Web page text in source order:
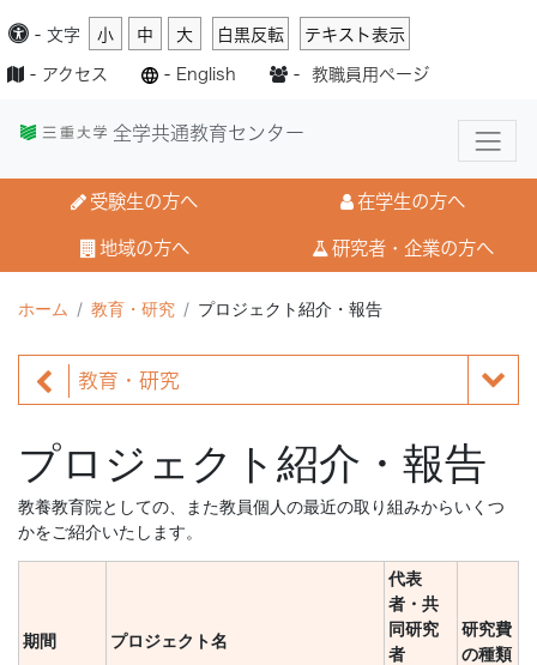
- 文字 小 中 大 白黒反転 テキスト表示
- アクセス - English - 教職員用ページ
全学共通教育センター
受験生の方へ 在学生の方へ
地域の方へ 研究者・企業の方へ
ホーム 教育・研究 プロジェクト紹介・報告
教育・研究
プロジェクト紹介・報告
教養教育院としての、また教員個人の最近の取り組みからいくつ
かをご紹介いたします。
期間 プロジェクト名
代表
者・共
同研究
者
研究費
の種類